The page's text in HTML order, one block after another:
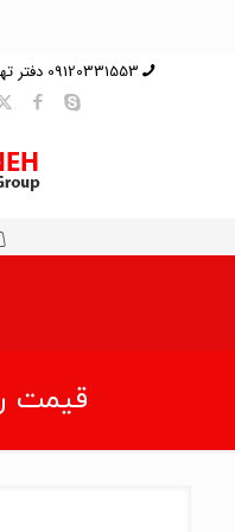
09120331553 دفتر تهران
قیمت